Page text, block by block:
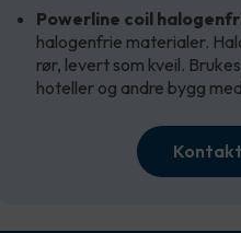
Powerline coil
halogenfrie materialer.
rør, levert som kveil.
hoteller og andre bygg